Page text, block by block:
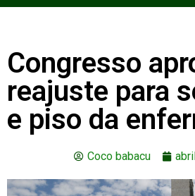
Congresso
reajuste para
e piso da
Coco babacu